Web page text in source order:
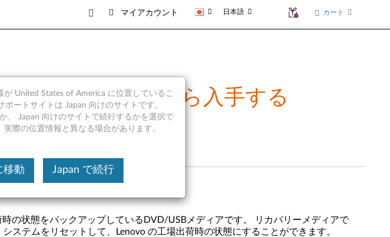
マイアカウント 日本語 カート
または Lenovo から入手する
の状態をバックアップしているDVD/USBメディアです。 リカバリーメディアで
テムをリセットして、Lenovo の工場出荷時の状態にすることができます。
United States of America に位置しているこ
ートサイトは Japan 向けのサイトです。
、 Japan 向けのサイトで続行するかを選択で
際の位置情報と異なる場合があります。
移動 Japan で続行